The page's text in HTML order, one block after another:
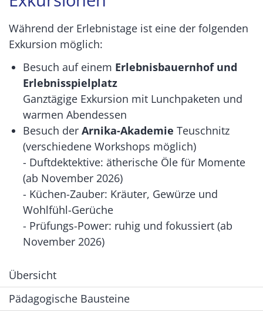
Während der Erlebnistage ist eine der folgenden
Exkursion möglich:
Besuch auf einem Erlebnisbauernhof und
Erlebnisspielplatz
Ganztägige Exkursion mit Lunchpaketen und
warmen Abendessen
Besuch der Arnika-Akademie Teuschnitz
(verschiedene Workshops möglich)
- Duftdektektive: ätherische Öle für Momente
(ab November 2026)
- Küchen-Zauber: Kräuter, Gewürze und
Wohlfühl-Gerüche
- Prüfungs-Power: ruhig und fokussiert (ab
November 2026)
Übersicht
Pädagogische Bausteine